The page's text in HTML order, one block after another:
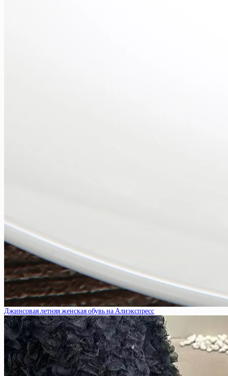
Джинсовая летняя женская обувь на Алиэкспресс